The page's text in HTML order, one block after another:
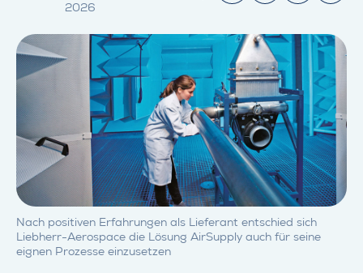
2026
Nach positiven Erfahrungen als Lieferant entschied sich
Liebherr-Aerospace die Lösung AirSupply auch für seine
eignen Prozesse einzusetzen